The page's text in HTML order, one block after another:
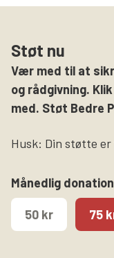
Støt nu
Vær med til at
og rådgivning.
med. Støt Bedre
Husk: Din støtte
Månedlig
50 kr 75